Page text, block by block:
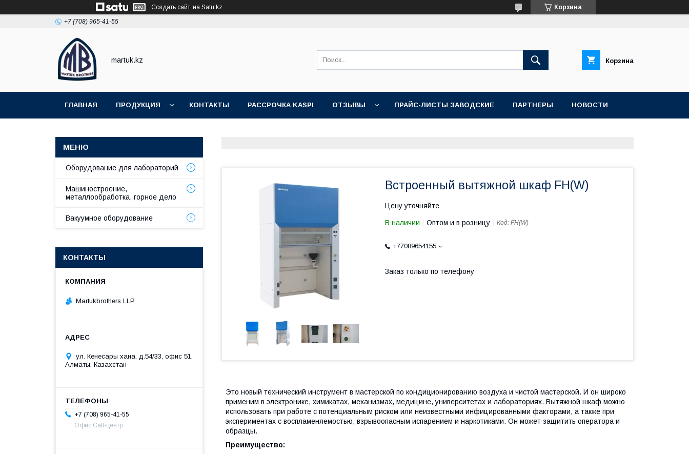
Создать сайт на Satu.kz Корзина
+7 (708) 965-41-55
martuk.kz Корзина
ГЛАВНАЯ ПРОДУКЦИЯ КОНТАКТЫ РАССРОЧКА KASPI ОТЗЫВЫ ПРАЙС-ЛИСТЫ ЗАВОДСКИЕ ПАРТНЕРЫ НОВОСТИ
Встроенный вытяжной шкаф FH(W)
Цену уточняйте
В наличии Оптом и в розницу Код: FH(W)
+77089654155
Заказ только по телефону
Это новый технический инструмент в мастерской по кондиционированию воздуха и чистой мастерской. И он широко
применим в электронике, химикатах, механизмах, медицине, университетах и ​​лабораториях. Вытяжной шкаф можно
использовать при работе с потенциальным риском или неизвестными инфицированными факторами, а также при
экспериментах с воспламеняемостью, взрывоопасным испарением и наркотиками. Он может защитить оператора и
образцы.
Преимущество:
Оборудование для лабораторий
Машиностроение,
металлообработка, горное дело
Вакуумное оборудование
КОНТАКТЫ
Martukbrothers LLP
ул. Кенесары хана, д.54/33, офис 51,
Алматы, Казахстан
+7 (708) 965-41-55
Офис Call-центр